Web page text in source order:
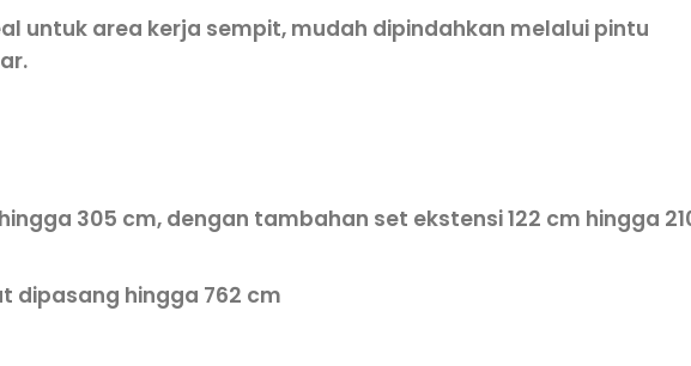
untuk area kerja sempit, mudah dipindahkan melalui pintu
hingga 305 cm, dengan tambahan set ekstensi 122 cm hingga
dipasang hingga 762 cm